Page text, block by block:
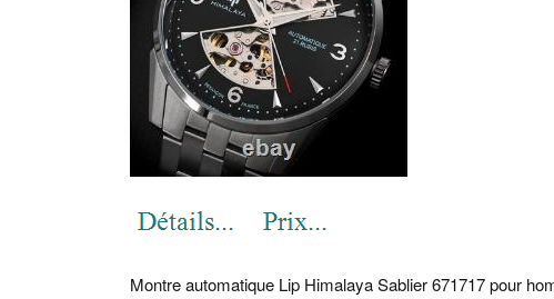
Montre automatique Lip Himalaya Sablier 671717 pour